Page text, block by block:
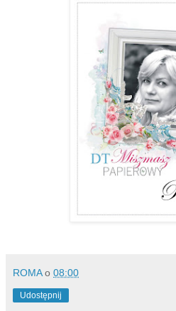
ROMA o 08:00
Udostępnij